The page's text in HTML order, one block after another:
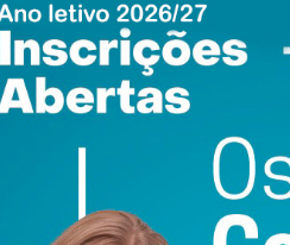
diferença de 13,06 €
o dia 21/08/24 existe uma
(23,32 %).
do Imediato